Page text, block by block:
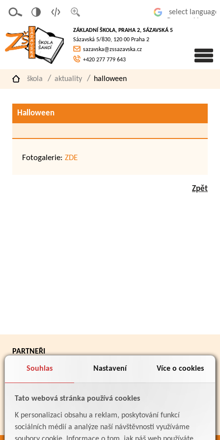
Souhlas Nastavení Více o cookies
Tato webová stránka používá cookies
K personalizaci obsahu a reklam, poskytování funkcí
sociálních médií a analýze naší návštěvnosti využíváme
písmo
á
verze
pro
slaboz
raké
ZÁKLADNÍ ŠKOLA, PRAHA 2, SÁZAVSKÁ 5
Sázavská 5/830, 120 00 Praha 2
sazavska@zssazavska.cz
+420 277 779 643
škola aktuality halloween
Halloween
Fotogalerie: ZDE
Zpět
PARTNEŘI